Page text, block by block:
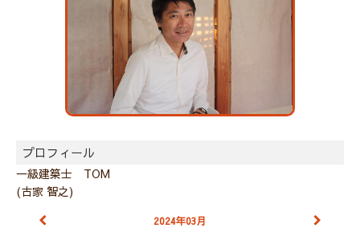
プロフィール
一級建築士 TOM
(古家 智之)
2024年03月